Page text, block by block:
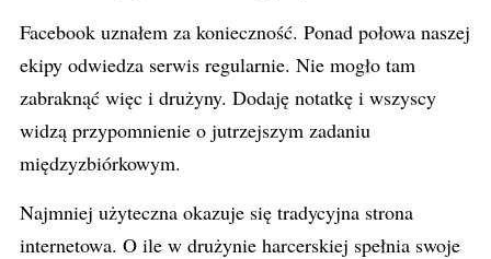
Facebook uznałem za konieczność. Ponad połowa naszej
ekipy odwiedza serwis regularnie. Nie mogło tam
zabraknąć więc i drużyny. Dodaję notatkę i wszyscy
widzą przypomnienie o jutrzejszym zadaniu
międzyzbiórkowym.
Najmniej użyteczna okazuje się tradycyjna strona
internetowa. O ile w drużynie harcerskiej spełnia swoje